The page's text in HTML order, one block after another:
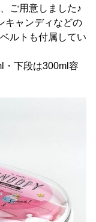
ご用意しました♪
キャンディなどの
ルトも付属してい
・下段は300ml容